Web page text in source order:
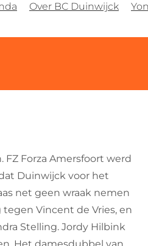
Over BC Duinwijck
Forza Amersfoort werd
Duinwijck voor het
net geen wraak nemen
Vincent de Vries, en
Stelling. Jordy Hilbink